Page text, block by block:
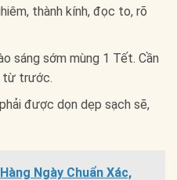
thành kính, đọc to, rõ
sáng sớm mùng 1 Tết. Cần
từ trước.
được dọn dẹp sạch sẽ,
Ngày Chuẩn Xác,